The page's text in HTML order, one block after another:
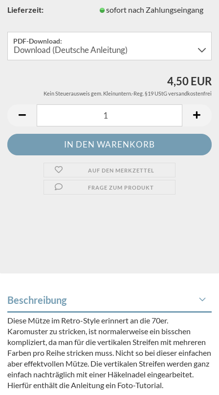
Lieferzeit:
sofort nach Zahlungseingang
PDF-Download:
4,50 EUR
Kein Steuerausweis gem. Kleinuntern.-Reg. §19 UStG versandkostenfrei
AUF DEN MERKZETTEL
FRAGE ZUM PRODUKT
Beschreibung
Diese Mütze im Retro-Style erinnert an die 70er.
Karomuster zu stricken, ist normalerweise ein bisschen
kompliziert, da man für die vertikalen Streifen mit mehreren
Farben pro Reihe stricken muss. Nicht so bei dieser einfachen
aber effektvollen Mütze. Die vertikalen Streifen werden ganz
einfach nachträglich mit einer Häkelnadel eingearbeitet.
Hierfür enthält die Anleitung ein Foto-Tutorial.